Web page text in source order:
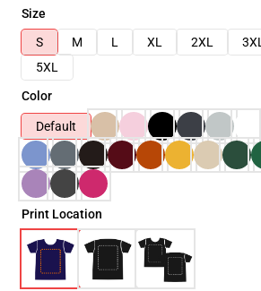
Size
S
M L XL 2XL 3XL
5XL
Color
Default
Print Location